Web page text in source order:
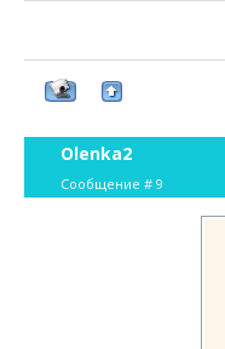
Olenka2
Сообщение # 9